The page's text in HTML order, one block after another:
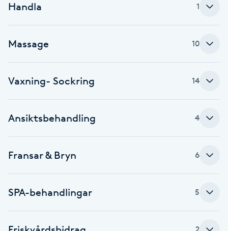
Balayage
Bambumassage
BIAB
Blowout
Handla 1
Massage 10
Vaxning- Sockring 14
Ansiktsbehandling 4
Fransar & Bryn 6
SPA-behandlingar 5